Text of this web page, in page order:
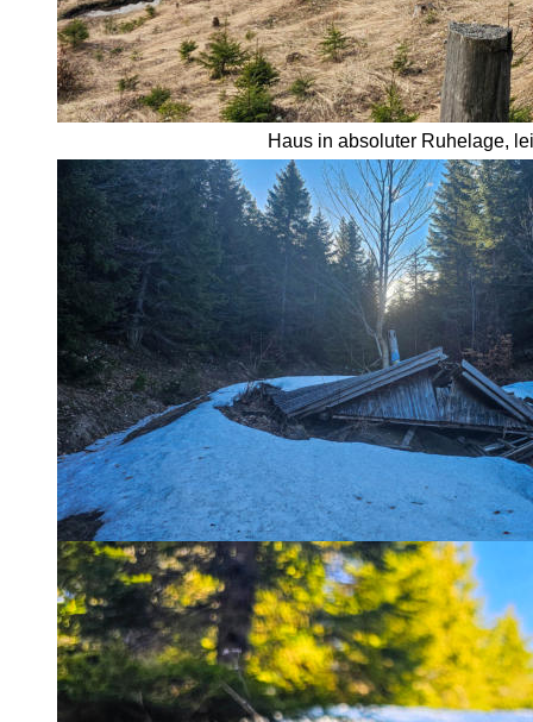
Haus in absoluter Ruhelage,